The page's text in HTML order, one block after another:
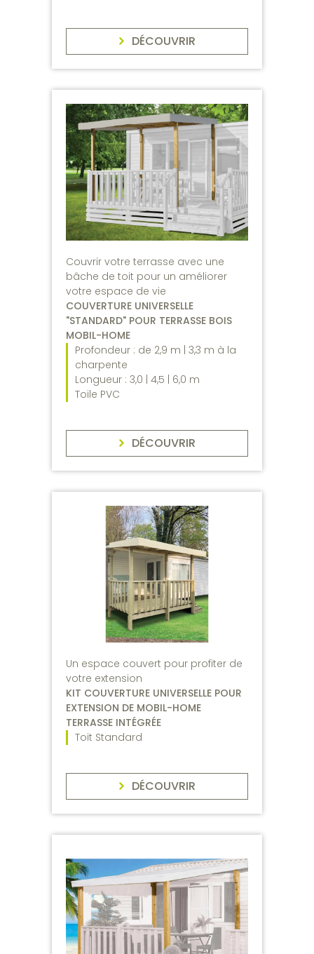
DÉCOUVRIR
Couvrir votre terrasse avec une
bâche de toit pour un améliorer
votre espace de vie
COUVERTURE UNIVERSELLE
"STANDARD" POUR TERRASSE BOIS
MOBIL-HOME
Profondeur : de 2,9 m | 3,3 m à la
charpente
Longueur : 3,0 | 4,5 | 6,0 m
Toile PVC
DÉCOUVRIR
Un espace couvert pour profiter de
votre extension
KIT COUVERTURE UNIVERSELLE POUR
EXTENSION DE MOBIL-HOME
TERRASSE INTÉGRÉE
Toit Standard
DÉCOUVRIR